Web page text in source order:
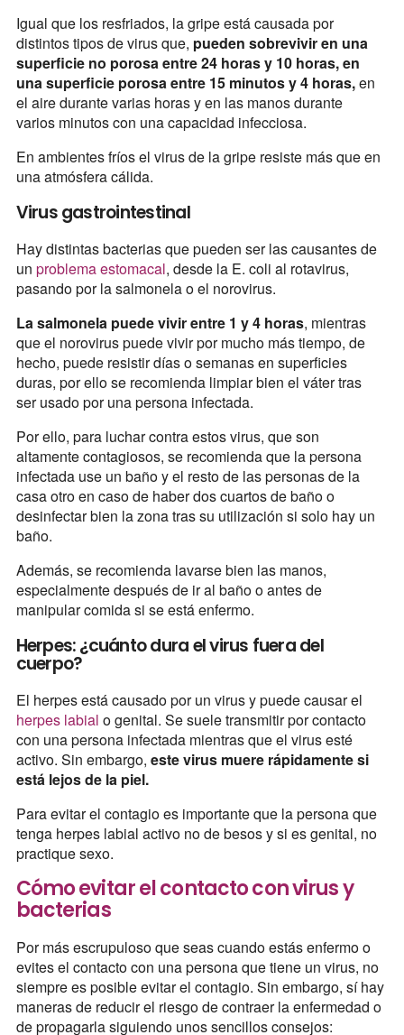
Igual que los resfriados, la gripe está causada por
distintos tipos de virus que, pueden sobrevivir en una
superficie no porosa entre 24 horas y 10 horas, en
una superficie porosa entre 15 minutos y 4 horas,en
el aire durante varias horas y en las manos durante
varios minutos con una capacidad infecciosa.
En ambientes fríos el virus de la gripe resiste más que en
una atmósfera cálida.
Virus gastrointestinal
Hay distintas bacterias que pueden ser las causantes de
un problema estomacal, desde la E. coli al rotavirus,
pasando por la salmonela o el norovirus.
La salmonela puede vivir entre 1 y 4 horas, mientras
que el norovirus puede vivir por mucho más tiempo, de
hecho, puede resistir días o semanas en superficies
duras, por ello se recomienda limpiar bien el váter tras
ser usado por una persona infectada.
Por ello, para luchar contra estos virus, que son
altamente contagiosos, se recomienda que la persona
infectada use un baño y el resto de las personas de la
casa otro en caso de haber dos cuartos de baño o
desinfectar bien la zona tras su utilización si solo hay un
baño.
Además, se recomienda lavarse bien las manos,
especialmente después de ir al baño o antes de
manipular comida si se está enfermo.
Herpes: ¿cuánto dura el virus fuera del
cuerpo?
El herpes está causado por un virus y puede causar el
herpes labial o genital. Se suele transmitir por contacto
con una persona infectada mientras que el virus esté
activo. Sin embargo, este virus muere rápidamente si
está lejos de la piel.
Para evitar el contagio es importante que la persona que
tenga herpes labial activo no de besos y si es genital, no
practique sexo.
Cómo evitar el contacto con virus y
bacterias
Por más escrupuloso que seas cuando estás enfermo o
evites el contacto con una persona que tiene un virus, no
siempre es posible evitar el contagio. Sin embargo, sí hay
maneras de reducir el riesgo de contraer la enfermedad o
de propagarla siguiendo unos sencillos consejos: